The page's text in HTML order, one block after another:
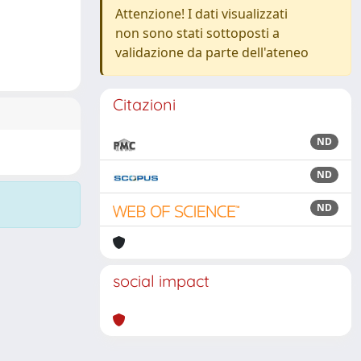
Attenzione! I dati visualizzati
non sono stati sottoposti a
validazione da parte dell'ateneo
Citazioni
ND
ND
ND
social impact